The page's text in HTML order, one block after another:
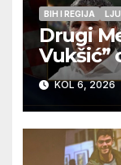
BIH I REGIJA
Drugi
Vukšić”
12.KOL 6, 2026